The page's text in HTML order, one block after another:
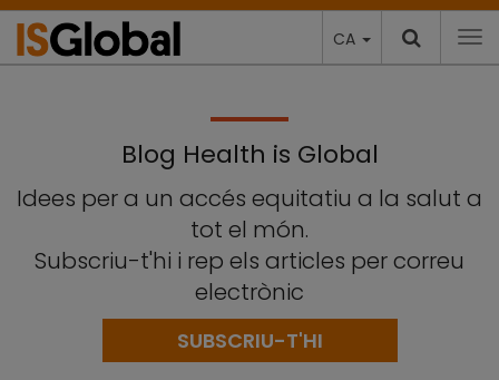
CA
Blog Health is Global
Idees per a un accés equitatiu a la salut a
tot el món.
Subscriu-t'hi i rep els articles per correu
electrònic
SUBSCRIU-T'HI